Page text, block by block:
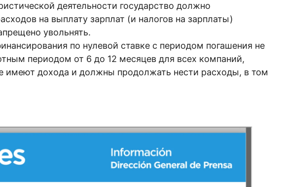
деятельности государство должно
на выплату зарплат (и налогов на зарплаты)
увольнять.
по нулевой ставке с периодом погашения не
периодом от 6 до 12 месяцев для всех компаний,
имеют дохода и должны продолжать нести расходы, в том